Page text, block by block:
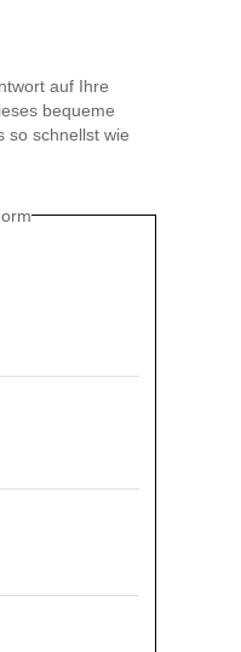
auf Ihre
bequeme
so schnellst wie